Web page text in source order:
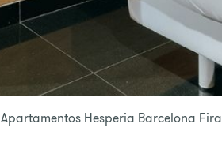
Apartamentos Hesperia Barcelona Fira